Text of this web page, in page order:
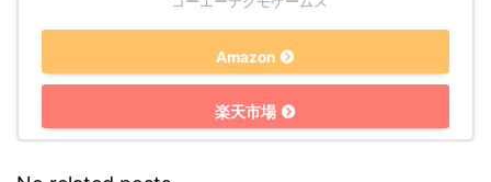
created by Rinker
コーエーテクモゲームス
Amazon
楽天市場